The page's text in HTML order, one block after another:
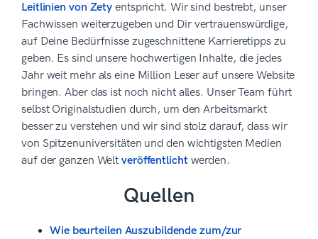
Leitlinien von Zety entspricht. Wir sind bestrebt, unser
Fachwissen weiterzugeben und Dir vertrauenswürdige,
auf Deine Bedürfnisse zugeschnittene Karrieretipps zu
geben. Es sind unsere hochwertigen Inhalte, die jedes
Jahr weit mehr als eine Million Leser auf unsere Website
bringen. Aber das ist noch nicht alles. Unser Team führt
selbst Originalstudien durch, um den Arbeitsmarkt
besser zu verstehen und wir sind stolz darauf, dass wir
von Spitzenuniversitäten und den wichtigsten Medien
auf der ganzen Welt veröffentlichtwerden.
Quellen
Wie beurteilen Auszubildende zum/zur